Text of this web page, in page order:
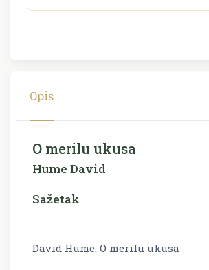
Opis
O merilu ukusa
Hume David
Sažetak
David Hume: O merilu ukusa